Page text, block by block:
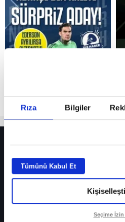
Rıza Bilgiler
Tümünü Kabul Et
Seçime İzin
Reddet
Fenerbahçe’de sürpriz ayrılık ihtimali!
Fenerbahçe’nin yeni transferi Mason
Galatasaray’da rota yeniden Thiago